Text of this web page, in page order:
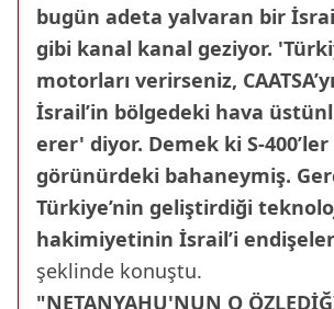
bugün adeta yalvaran bir
gibi kanal kanal geziyor.
motorları verirseniz,
İsrail’in bölgedeki hava
erer' diyor. Demek ki S-400’ler
görünürdeki bahaneymiş.
Türkiye’nin geliştirdiği
hakimiyetinin İsrail’i
şeklinde konuştu.
"NETANYAHU'NUN O